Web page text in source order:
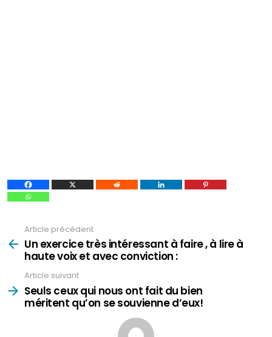
plus
Article précédent
Un exercice très intéressant à faire , à lire à
haute voix et avec conviction :
Article suivant
Seuls ceux qui nous ont fait du bien
méritent qu’on se souvienne d’eux!